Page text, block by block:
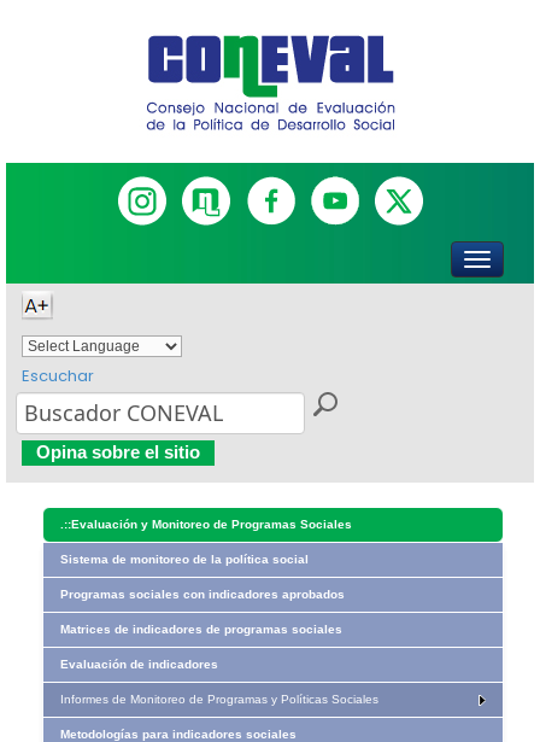
Powered by
Escuchar
Opina sobre el sitio
.::Evaluación y Monitoreo de Programas Sociales
Sistema de monitoreo de la política social
Programas sociales con indicadores aprobados
Matrices de indicadores de programas sociales
Evaluación de indicadores
Informes de Monitoreo de Programas y Políticas Sociales
Metodologías para indicadores sociales